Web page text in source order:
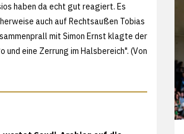
haben da echt gut reagiert. Es
auch auf Rechtsaußen Tobias
mit Simon Ernst klagte der
und eine Zerrung im Halsbereich". (Von